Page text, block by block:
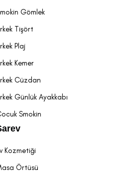
Gömlek
Tişört
Plaj
Kemer
Cüzdan
Günlük Ayakkabı
Smokin
Kozmetiği
Örtüsü